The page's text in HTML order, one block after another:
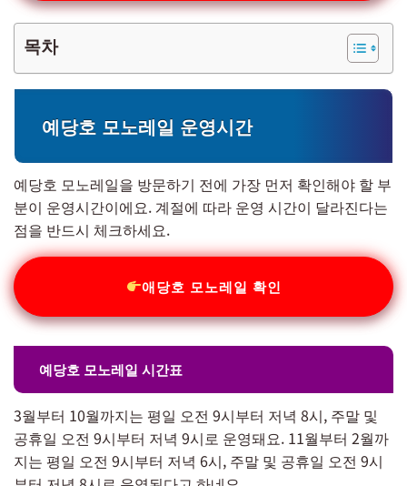
목차
예당호 모노레일 운영시간
예당호 모노레일을 방문하기 전에 가장 먼저 확인해야 할 부
분이 운영시간이에요. 계절에 따라 운영 시간이 달라진다는
점을 반드시 체크하세요.
애당호 모노레일 확인
예당호 모노레일 시간표
3월부터 10월까지는 평일 오전 9시부터 저녁 8시, 주말 및
공휴일 오전 9시부터 저녁 9시로 운영돼요. 11월부터 2월까
지는 평일 오전 9시부터 저녁 6시, 주말 및 공휴일 오전 9시